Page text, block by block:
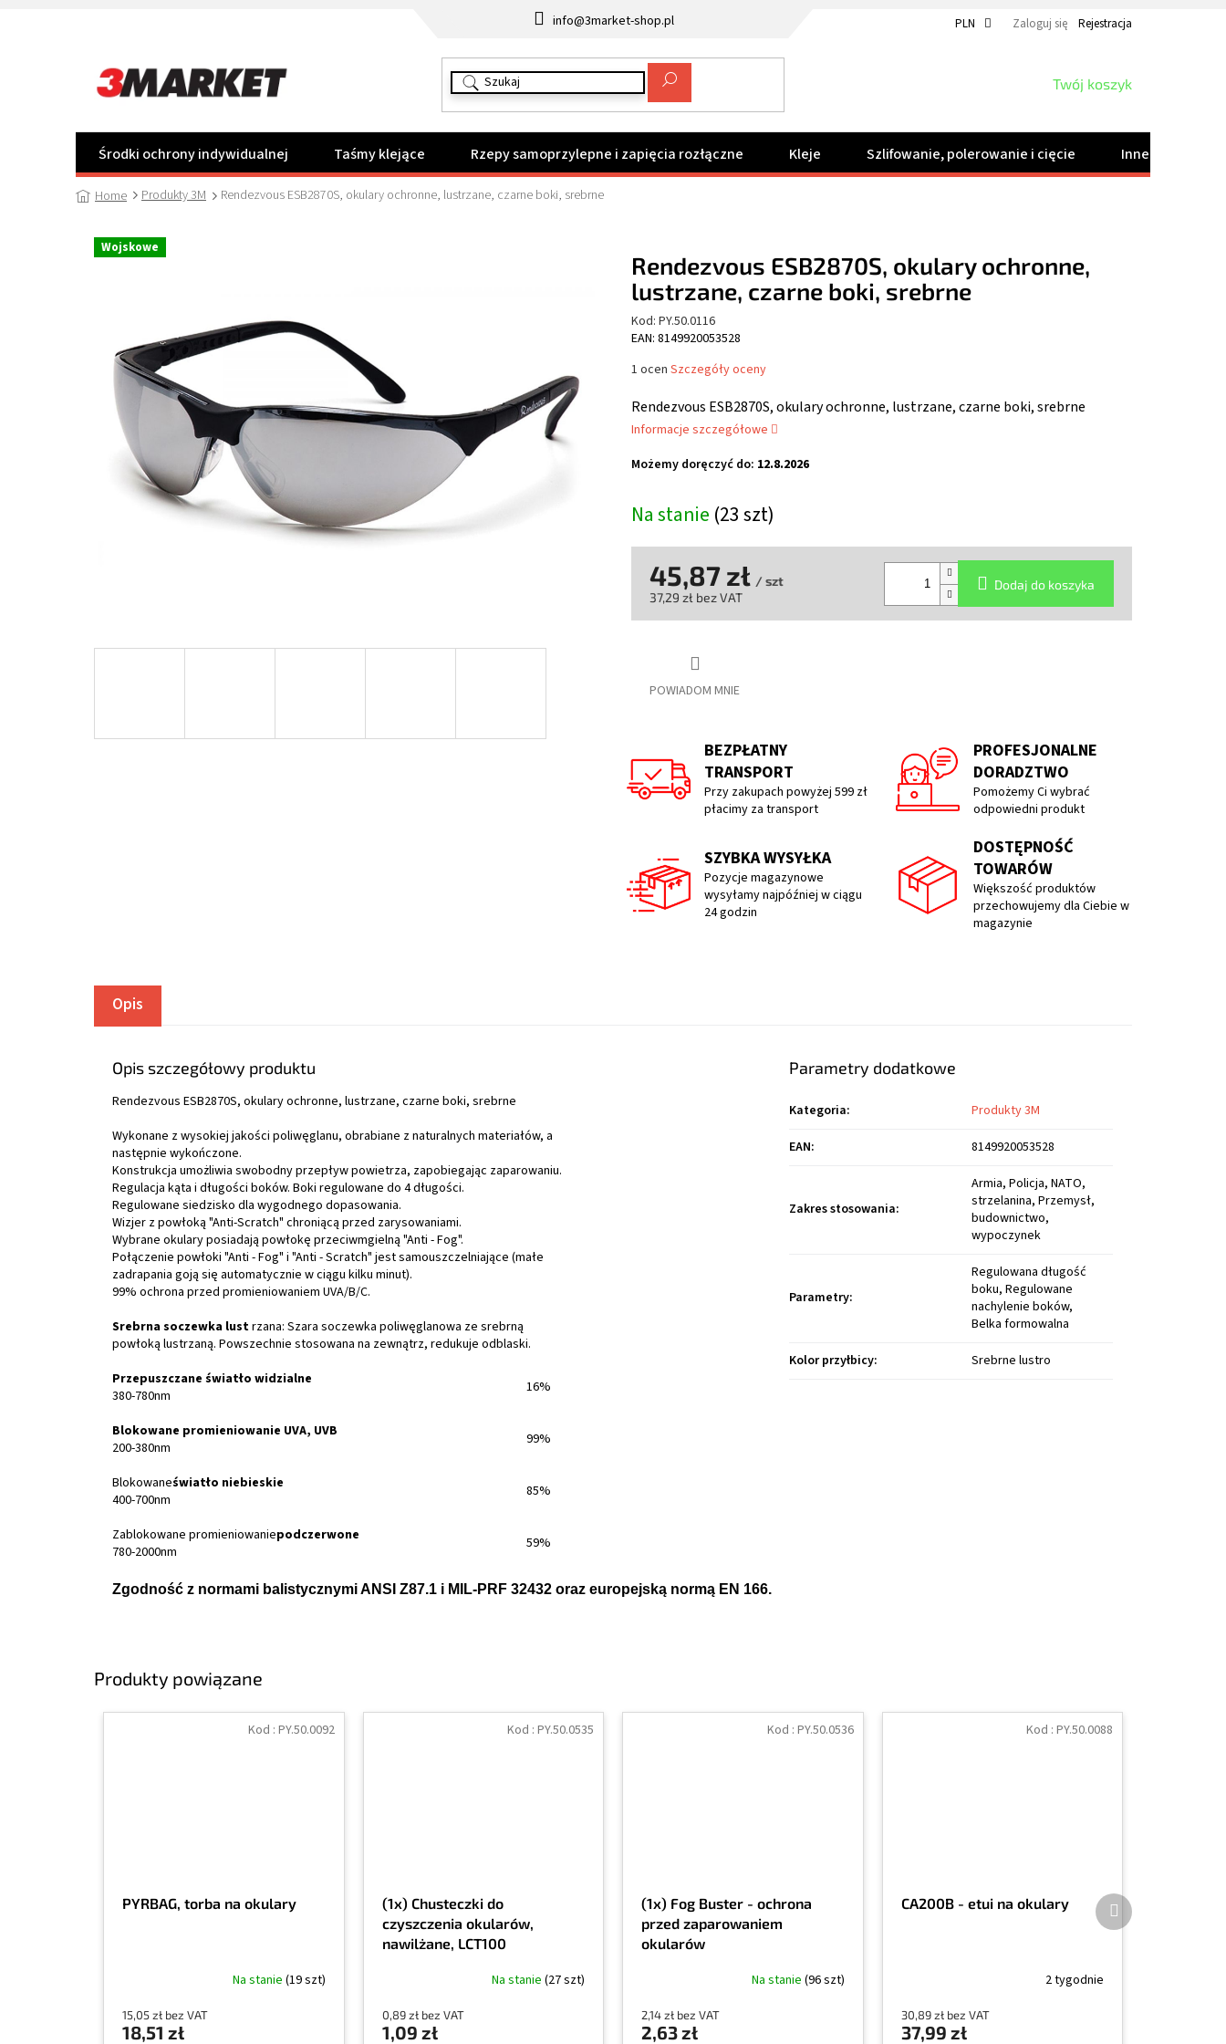
info@3market-shop.pl PLN Zaloguj się Rejestracja
KOSZYK
Twój koszyk
Środki ochrony indywidualnej Taśmy klejące Rzepy samoprzylepne i zapięcia rozłączne Kleje Szlifowanie, polerowanie i cięcie Inne produkty
Home Produkty 3M Rendezvous ESB2870S, okulary ochronne, lustrzane, czarne boki, srebrne
Wojskowe
Na stanie (23 szt)
Możemy doręczyć do: 12.8.2026
Rendezvous ESB2870S, okulary ochronne, lustrzane, czarne boki, srebrne
Informacje szczegółowe
POWIADOM MNIE
45,87 zł / szt
37,29 zł bez VAT
Dodaj do koszyka
Rendezvous ESB2870S, okulary ochronne,
lustrzane, czarne boki, srebrne
Kod: PY.50.0116
EAN: 8149920053528
Średnia
produktu
wynosi
5,0
na
5
1 ocen Szczegóły oceny
BEZPŁATNY
TRANSPORT
Przy zakupach powyżej 599 zł
płacimy za transport
PROFESJONALNE
DORADZTWO
Pomożemy Ci wybrać
odpowiedni produkt
SZYBKA WYSYŁKA
Pozycje magazynowe
wysyłamy najpóźniej w ciągu
24 godzin
DOSTĘPNOŚĆ
TOWARÓW
Większość produktów
przechowujemy dla Ciebie w
magazynie
Produkty powiązane
PYRBAG, torba na okulary
Na stanie (19 szt)
15,05 zł bez VAT
18,51 zł
Kod : PY.50.0092
(1x) Chusteczki do
czyszczenia okularów,
nawilżane, LCT100
Na stanie (27 szt)
0,89 zł bez VAT
1,09 zł
Kod : PY.50.0535
(1x) Fog Buster - ochrona
przed zaparowaniem
okularów
Na stanie (96 szt)
2,14 zł bez VAT
2,63 zł
Kod : PY.50.0536
CA200B - etui na okulary
2 tygodnie
30,89 zł bez VAT
37,99 zł
Kod : PY.50.0088
Produkt
następny
Opis
Opis szczegółowy produktu
Rendezvous ESB2870S, okulary ochronne, lustrzane, czarne boki, srebrne
Wykonane z wysokiej jakości poliwęglanu, obrabiane z naturalnych materiałów, a
następnie wykończone.
Konstrukcja umożliwia swobodny przepływ powietrza, zapobiegając zaparowaniu.
Regulacja kąta i długości boków. Boki regulowane do 4 długości.
Regulowane siedzisko dla wygodnego dopasowania.
Wizjer z powłoką "Anti-Scratch" chroniącą przed zarysowaniami.
Wybrane okulary posiadają powłokę przeciwmgielną "Anti - Fog".
Połączenie powłoki "Anti - Fog" i "Anti - Scratch" jest samouszczelniające (małe
zadrapania goją się automatycznie w ciągu kilku minut).
99% ochrona przed promieniowaniem UVA/B/C.
Srebrna soczewka lustrzana: Szara soczewka poliwęglanowa ze srebrną
powłoką lustrzaną. Powszechnie stosowana na zewnątrz, redukuje odblaski.
Przepuszczane światło widzialne
380-780nm
16%
Blokowane promieniowanie UVA, UVB
200-380nm
99%
Blokowaneświatło niebieskie
400-700nm
85%
Zablokowane promieniowaniepodczerwone
780-2000nm
59%
Zgodność z normami balistycznymi ANSI Z87.1 i MIL-PRF 32432 oraz europejską normą EN 166.
Parametry dodatkowe
Kategoria:
Produkty 3M
EAN: 8149920053528
Zakres stosowania:
Armia, Policja, NATO,
strzelanina, Przemysł,
budownictwo,
wypoczynek
Parametry:
Regulowana długość
boku, Regulowane
nachylenie boków,
Belka formowalna
Kolor przyłbicy: Srebrne lustro